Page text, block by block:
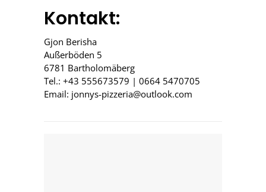
Kontakt:
Gjon Berisha
Außerböden 5
6781 Bartholomäberg
Tel.: +43 555673579 | 0664 5470705
Email: jonnys-pizzeria@outlook.com